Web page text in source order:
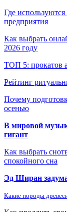
Где
предприятия
Как выбрать
2026 году
ТОП 5: прокатов
Рейтинг
Почему
осенью
В мировой
гигант
Как выбрать
спокойного сна
Эд Ширан
Какие породы